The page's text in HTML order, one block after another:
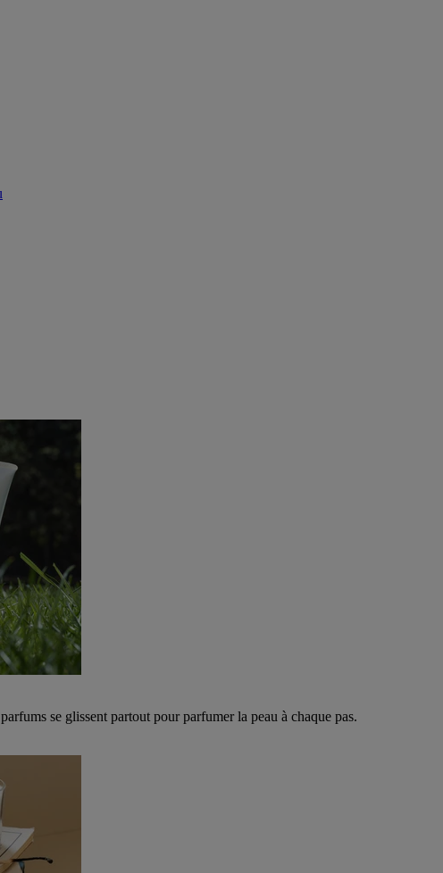
se glissent partout pour parfumer la peau à chaque pas.